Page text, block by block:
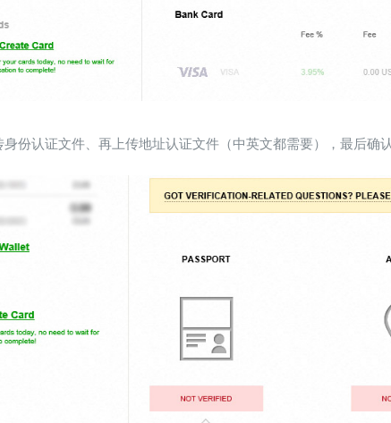
身份认证文件、再上传地址认证文件（中英文都需要），最后确